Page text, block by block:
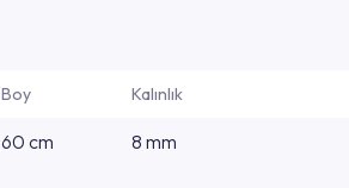
Boy Kalınlık
60 cm 8 mm